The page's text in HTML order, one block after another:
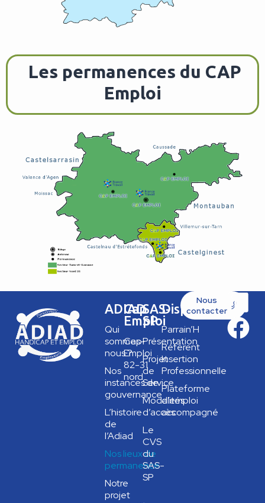
Les permanences du CAP
Emploi
ADIAD
Qui
sommes-
nous ?
Nos
instances de
gouvernance
L’histoire
de
l’Adiad
Nos lieux de
permanence
Notre
projet
Cap
Emploi
Cap
Emploi
82-31
nord
SAS-
SP
Présentation
Projet
de
Service
Modalités
d’accès
Le
CVS
du
SAS-
SP
Dispositifs
Parrain’H
Référent
Insertion
Professionnelle
Plateforme
d’emploi
accompagné
Nous
contacter